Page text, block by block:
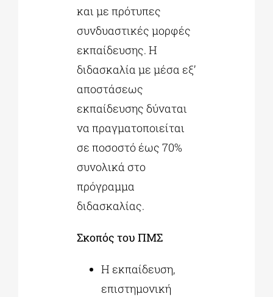
και με πρότυπες
συνδυαστικές μορφές
εκπαίδευσης. Η
διδασκαλία με μέσα εξ’
αποστάσεως
εκπαίδευσης δύναται
να πραγματοποιείται
σε ποσοστό έως 70%
συνολικά στο
πρόγραμμα
διδασκαλίας.
Σκοπός του ΠΜΣ
Η εκπαίδευση,
επιστημονική